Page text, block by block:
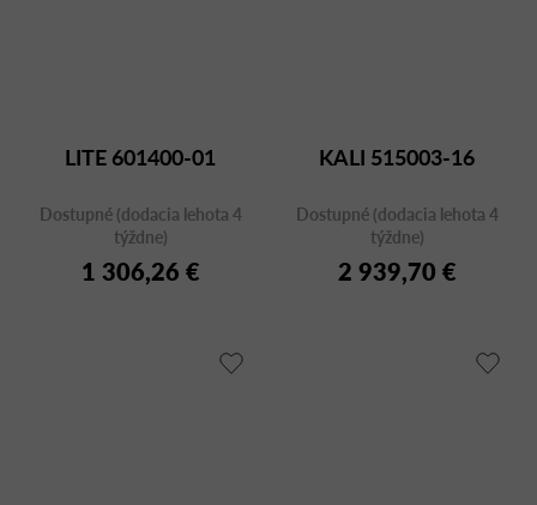
LITE 601400-01
Dostupné (dodacia lehota 4
týždne)
1 306,26 €
KALI 515003-16
Dostupné (dodacia lehota 4
týždne)
2 939,70 €